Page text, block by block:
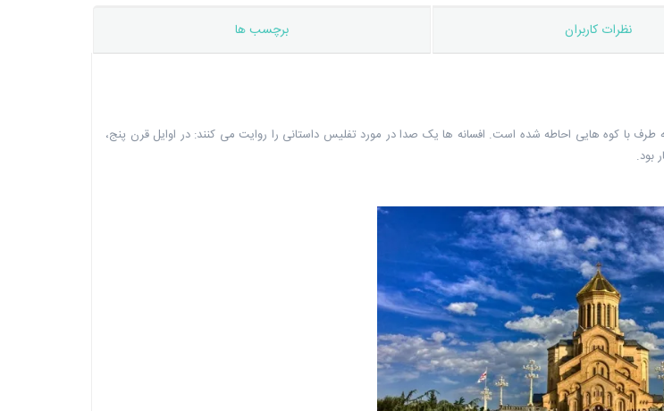
نظرات کاربران برچسب ها
با کوه هایی احاطه شده است. افسانه ها یک صدا در مورد تفلیس داستانی را روایت می کنند: در اوایل قرن پنج،
بود.